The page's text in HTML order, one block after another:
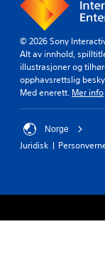
© 2026 Sony
Alt av innhold,
illustrasjoner og
opphavsrettslig
Med enerett. Mer info
Norge
Juridisk